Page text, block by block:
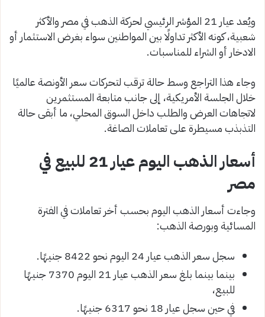
ويُعد عيار 21 المؤشر الرئيسي لحركة الذهب في مصر والأكثر
شعبية، كونه الأكثر تداولًا بين المواطنين سواء بغرض الاستثمار أو
الادخار أو الشراء للمناسبات.
وجاء هذا التراجع وسط حالة ترقب لتحركات سعر الأونصة عالميًا
خلال الجلسة الأمريكية، إلى جانب متابعة المستثمرين
لاتجاهات العرض والطلب داخل السوق المحلي، ما أبقى حالة
التذبذب مسيطرة على تعاملات الصاغة.
أسعار الذهب اليوم عيار 21 للبيع في
مصر
وجاءت أسعار الذهب اليوم بحسب أخر تعاملات في الفترة
المسائية وبورصة الذهب:
سجل سعر الذهب عيار 24 اليوم نحو 8422 جنيهًا.
بينما بينما بلغ سعر الذهب عيار 21 اليوم 7370 جنيهًا
للبيع،
في حين سجل عيار 18 نحو 6317 جنيهًا.